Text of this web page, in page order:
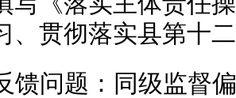
、贯彻落实县第十
问题：同级监督偏